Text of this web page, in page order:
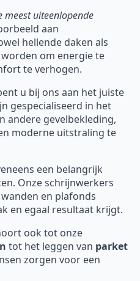
meest uiteenlopende
aan
hellende daken als
om energie te
te verhogen.
u bij ons aan het juiste
gespecialiseerd in het
andere gevelbekleding,
moderne uitstraling te
een belangrijk
Onze schrijnwerkers
en plafonds
en egaal resultaat krijgt.
ook tot onze
tot het leggen van parket
zorgen voor een